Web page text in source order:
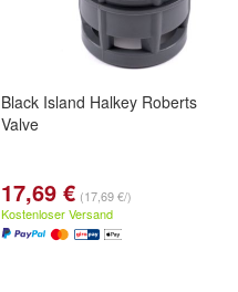
Black Island Halkey Roberts
Valve
17,69 € (17,69 €/)
Kostenloser Versand